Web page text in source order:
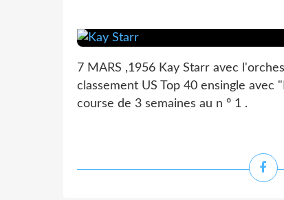
7 MARS ,1956 Kay Starr avec
classement US Top 40 ensingle avec
course de 3 semaines au n ° 1 .